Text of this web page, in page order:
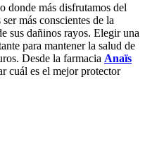
donde más disfrutamos del
más conscientes de la
sus dañinos rayos. Elegir una
para mantener la salud de
Desde la farmacia Anaïs
cuál es el mejor protector